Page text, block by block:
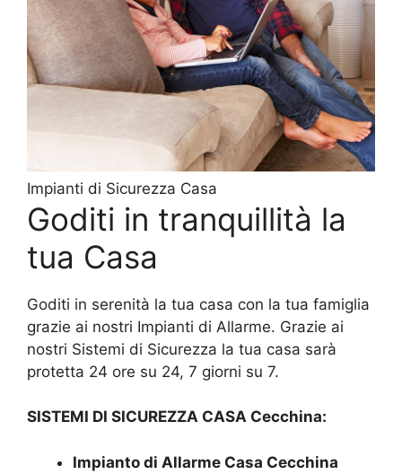
Impianti di Sicurezza Casa
Goditi in tranquillità la
tua Casa
Goditi in serenità la tua casa con la tua famiglia
grazie ai nostri Impianti di Allarme. Grazie ai
nostri Sistemi di Sicurezza la tua casa sarà
protetta 24 ore su 24, 7 giorni su 7.
SISTEMI DI SICUREZZA CASA Cecchina:
Impianto di Allarme Casa Cecchina